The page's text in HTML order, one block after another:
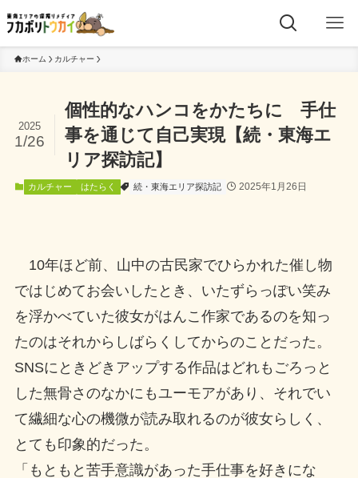
ホーム カルチャー
個性的なハンコをかたちに 手仕
事を通じて自己実現【続・東海エ
リア探訪記】
2025
1/26
カルチャー はたらく 続・東海エリア探訪記 2025年1月26日
10年ほど前、山中の古民家でひらかれた催し物
ではじめてお会いしたとき、いたずらっぽい笑み
を浮かべていた彼女がはんこ作家であるのを知っ
たのはそれからしばらくしてからのことだった。
SNSにときどきアップする作品はどれもごろっと
した無骨さのなかにもユーモアがあり、それでい
て繊細な心の機微が読み取れるのが彼女らしく、
とても印象的だった。
「もともと苦手意識があった手仕事を好きにな